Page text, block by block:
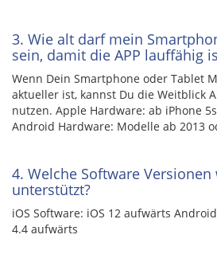
3. Wie alt darf mein
sein, damit die APP lauffähig
Wenn Dein Smartphone oder Tablet
aktueller ist, kannst Du die Weitblick
nutzen. Apple Hardware: ab iPhone
Android Hardware: Modelle ab 2013
4. Welche Software Versionen
unterstützt?
iOS Software: iOS 12 aufwärts
4.4 aufwärts